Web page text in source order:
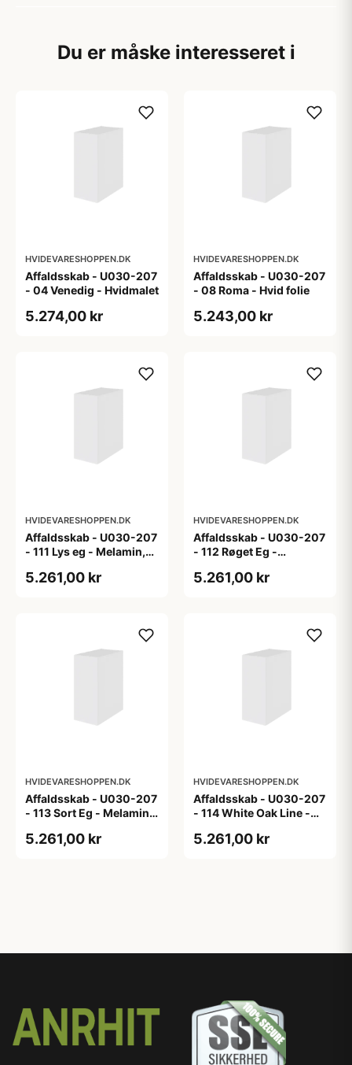
Du er måske interesseret i
HVIDEVARESHOPPEN.DK
Affaldsskab - U030-207
- 04 Venedig - Hvidmalet
5.274,00 kr
HVIDEVARESHOPPEN.DK
Affaldsskab - U030-207
- 08 Roma - Hvid folie
5.243,00 kr
HVIDEVARESHOPPEN.DK
Affaldsskab - U030-207
- 111 Lys eg - Melamin,
5.261,00 kr
HVIDEVARESHOPPEN.DK
Affaldsskab - U030-207
- 112 Røget Eg -
5.261,00 kr
HVIDEVARESHOPPEN.DK
Affaldsskab - U030-207
- 113 Sort Eg - Melamin,
5.261,00 kr
HVIDEVARESHOPPEN.DK
Affaldsskab - U030-207
- 114 White Oak Line -
5.261,00 kr